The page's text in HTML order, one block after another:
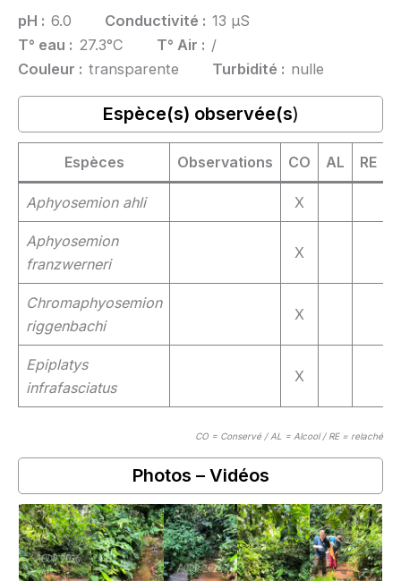
pH : 6.0 Conductivité : 13 µS
T° eau : 27.3°C T° Air : /
Couleur : transparente Turbidité : nulle
Espèce(s) observée(s)
Espèces Observations CO AL RE
Aphyosemion ahli X
Aphyosemion
franzwerneri
X
Chromaphyosemion
riggenbachi
X
Epiplatys
infrafasciatus
X
CO = Conservé / AL = Alcool / RE = relaché
Photos – Vidéos